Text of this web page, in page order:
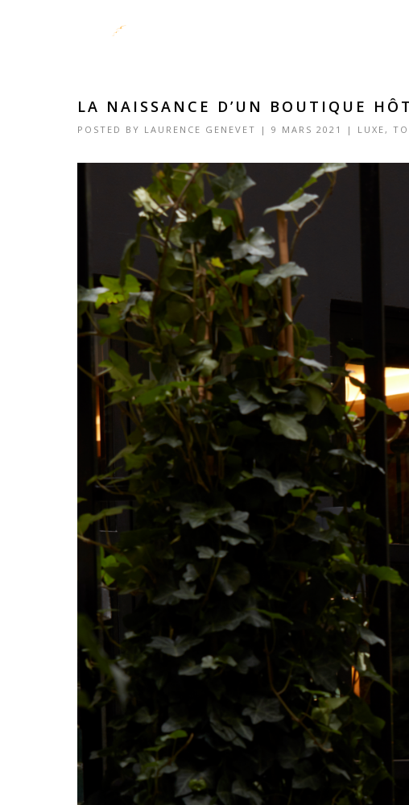
LA NAISSANCE D’UN BOUTIQUE
POSTED BY LAURENCE GENEVET | 9 MARS 2021 | LUXE,